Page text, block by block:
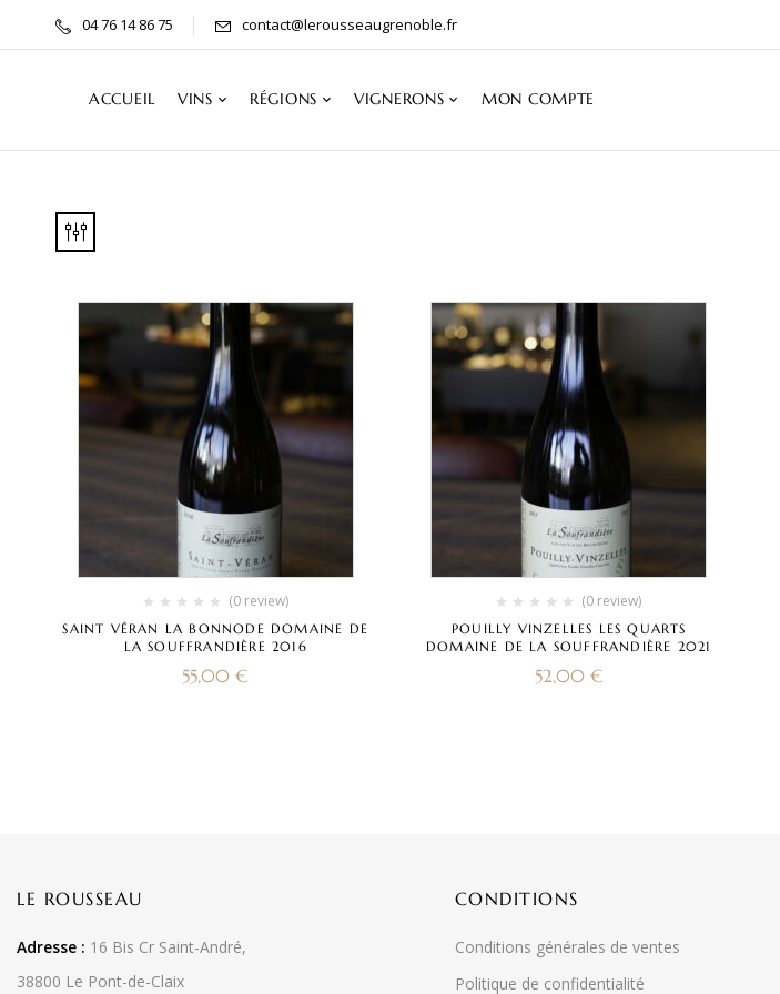
04 76 14 86 75 contact@lerousseaugrenoble.fr
ACCUEIL VINS RÉGIONS VIGNERONS MON COMPTE
(0 review)
SAINT VÉRAN LA BONNODE DOMAINE DE
LA SOUFFRANDIÈRE 2016
55,00€
(0 review)
POUILLY VINZELLES LES QUARTS
DOMAINE DE LA SOUFFRANDIÈRE 2021
52,00 €
LE ROUSSEAU
Adresse : 16 Bis Cr Saint-André,
38800 Le Pont-de-Claix
CONDITIONS
Conditions générales de ventes
Politique de confidentialité